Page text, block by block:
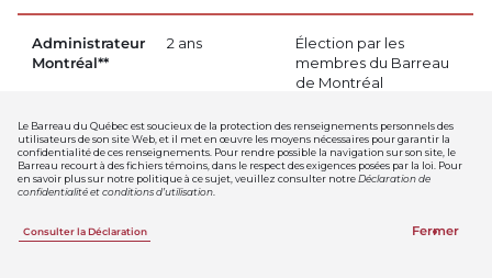
Le Barreau du Québec est soucieux de la protection des renseignements personnels des
utilisateurs de son site Web, et il met en œuvre les moyens nécessaires pour garantir la
confidentialité de ces renseignements. Pour rendre possible la navigation sur son site, le
Barreau recourt à des fichiers témoins, dans le respect des exigences posées par la loi. Pour
en savoir plus sur notre politique à ce sujet, veuillez consulter notreDéclaration de
confidentialité et conditions d’utilisation
Consulter la Déclaration Fermer
Administrateur
Montréal**
2 ans
Élection par les
membres du Barreau
de Montréal
Administrateur
Montréal**
2 ans
Élection par les
membres du Barreau
de Montréal
Administrateur